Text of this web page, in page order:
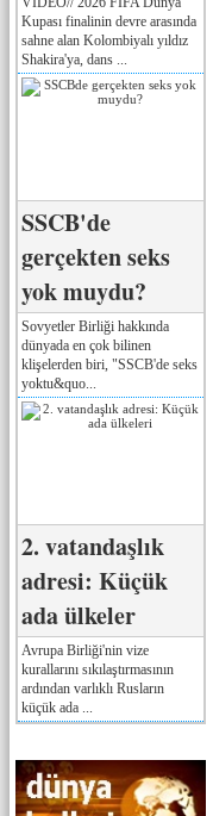
Kupası finalinin devre arasında
sahne alan Kolombiyalı yıldız
Shakira'ya, dans ...
SSCB'de
gerçekten seks
yok muydu?
Sovyetler Birliği hakkında
dünyada en çok bilinen
klişelerden biri, "SSCB'de seks
yoktu&quo...
2. vatandaşlık
adresi: Küçük
ada ülkeler
Avrupa Birliği'nin vize
kurallarını sıkılaştırmasının
ardından varlıklı Rusların
küçük ada ...